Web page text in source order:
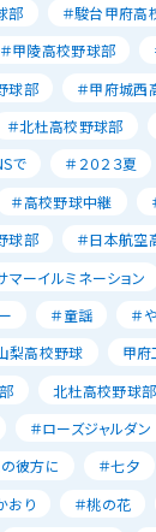
部
＃駿台甲府高
＃甲陵高校野球部
球部
＃甲府城西
＃北杜高校野球部
で
＃２０２３夏
＃高校野球中継
球部
＃日本航空
マーイルミネーション
＃童謡
＃
梨高校野球
甲
北杜高校野球部
＃ローズジャルダン
彼方に ＃七夕
おり ＃桃の花